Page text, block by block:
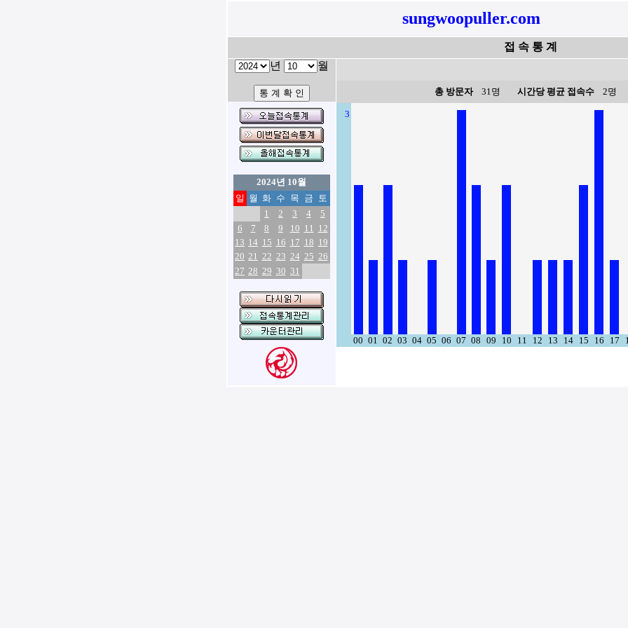
sungwoopuller.com
접 속 통 계
년 월
2024년 10월
일 월 화 수 목 금 토
1
2 3 4
5
6
7 8 9 10 11 12
13 14 15 16 17 18 19
20 21 22 23 24 25 26
27 28 29 30 31
총 방문자31명 시간당 평균 접속수2명
3
00 01 02 03 04 05 06 07 08 09 10 11 12 13 14 15 16 17